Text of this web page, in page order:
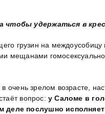
чтобы удержаться в
грузин на
мещанами
зрелом возрасте,
вопрос:у Саломе в
послушно